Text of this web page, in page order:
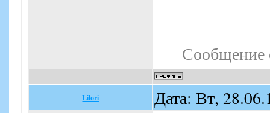
Сообщение
Lilori Дата: Вт,